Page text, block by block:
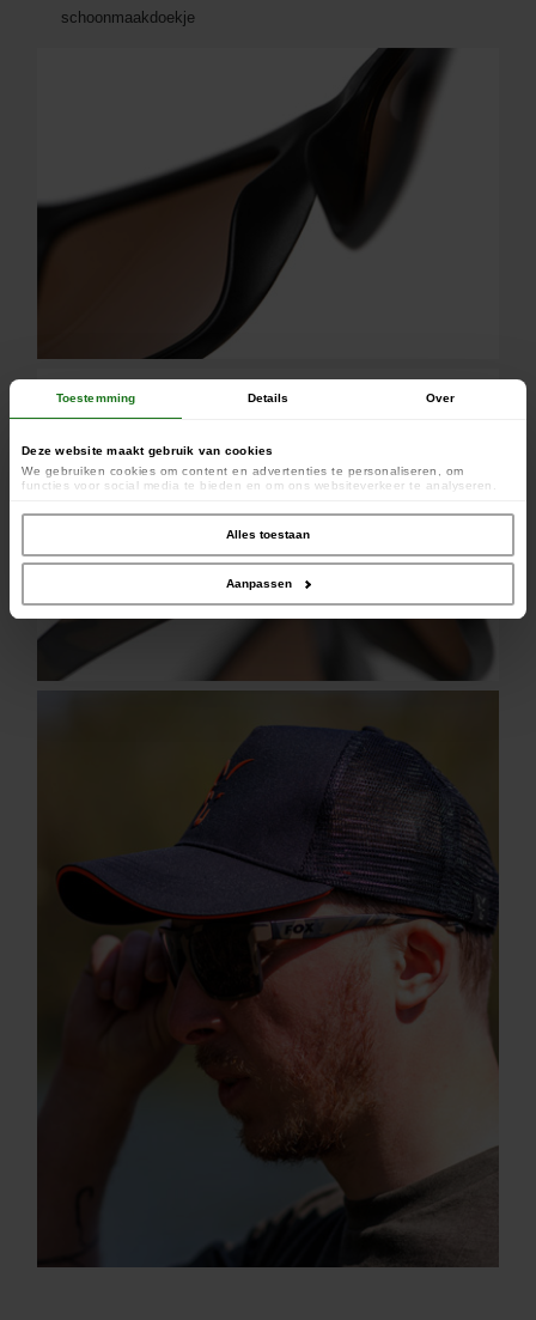
Toestemming Details Over
Deze website maakt gebruik van cookies
We gebruiken cookies om content en advertenties te personaliseren, om
functies voor social media te bieden en om ons websiteverkeer te analyseren.
social media, adverteren en analyse. Deze partners kunnen deze gegevens
combineren met andere informatie die u aan ze heeft verstrekt of die ze hebben
verzameld op basis van uw gebruik van hun services.
Alles toestaan
Aanpassen
schoonmaakdoekje